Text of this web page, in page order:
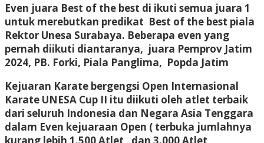
Even juara Best of the best di ikuti semua juara 1
untuk merebutkan predikat Best of the best piala
Rektor Unesa Surabaya. Beberapa even yang
pernah diikuti diantaranya, juara Pemprov Jatim
2024, PB. Forki, Piala Panglima, Popda Jatim
Kejuaran Karate bergengsi Open Internasional
Karate UNESA Cup II itu diikuti oleh atlet terbaik
dari seluruh Indonesia dan Negara Asia Tenggara
dalam Even kejuaraan Open ( terbuka jumlahnya
kurang lebih 1.500 Atlet, dan 3.000 Atlet